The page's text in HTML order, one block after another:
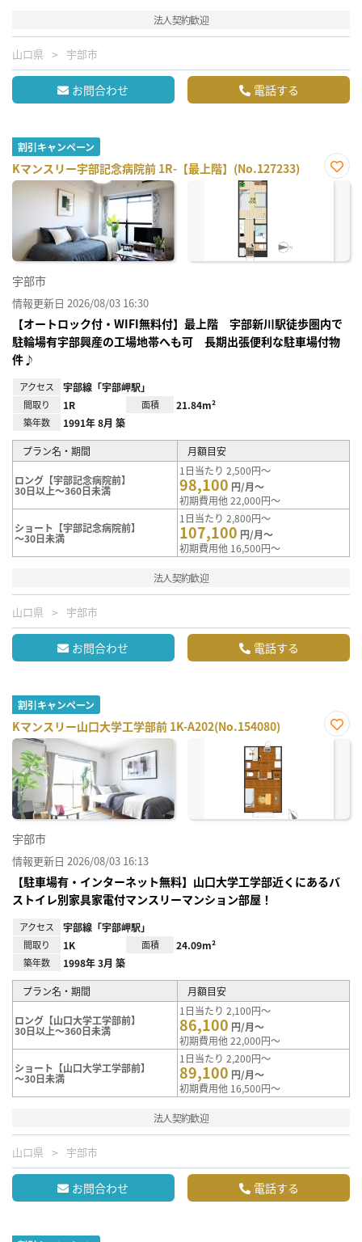
法人契約歓迎
山口県 宇部市
お問合わせ 電話する
割引キャンペーン
Kマンスリー宇部記念病院前 1R-【最上階】(No.127233)
お気
宇部市
情報更新日 2026/08/03 16:30
【オートロック付・WIFI無料付】最上階 宇部新川駅徒歩圏内で
駐輪場有宇部興産の工場地帯へも可 長期出張便利な駐車場付物
件♪
アクセス 宇部線「宇部岬駅」
間取り 1R 面積 21.84m²
築年数 1991年 8月 築
プラン名・期間 月額目安
ロング【宇部記念病院前】
30日以上～360日未満
1日当たり 2,500円～
98,100 円/月～
初期費用他 22,000円～
ショート【宇部記念病院前】
～30日未満
1日当たり 2,800円～
107,100 円/月～
初期費用他 16,500円～
法人契約歓迎
山口県 宇部市
お問合わせ 電話する
割引キャンペーン
Kマンスリー山口大学工学部前 1K-A202(No.154080)
お気
宇部市
情報更新日 2026/08/03 16:13
【駐車場有・インターネット無料】山口大学工学部近くにあるバ
ストイレ別家具家電付マンスリーマンション部屋！
アクセス 宇部線「宇部岬駅」
間取り 1K 面積 24.09m²
築年数 1998年 3月 築
プラン名・期間 月額目安
ロング【山口大学工学部前】
30日以上～360日未満
1日当たり 2,100円～
86,100 円/月～
初期費用他 22,000円～
ショート【山口大学工学部前】
～30日未満
1日当たり 2,200円～
89,100 円/月～
初期費用他 16,500円～
法人契約歓迎
山口県 宇部市
お問合わせ 電話する